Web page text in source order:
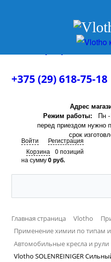
+375 (29) 618-
+375 (29) 618-75-18
Адрес
Режим работы:Пн -
перед приездом нужно
срок
Войти
Регистрация
Корзина
0 позиций
на сумму0 руб.
Главная страница Vlotho
Применение химии по типам
Автомобильные кресла и рули
Vlotho SOLENREINIGER